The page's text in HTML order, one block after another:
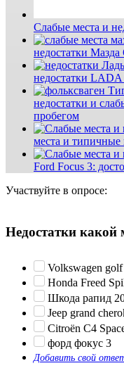
Слабые места и
недостатки
недостатки LADA
недостатки и
пробегом
места и типичные
Ford Focus 3:
Участвуйте в опросе:
Недостатки какой
Volkswagen
Honda Freed
Шкода рапид
Jeep grand
Citroën C4
форд фокус 3
Добавить свой